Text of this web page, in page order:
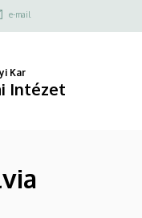
e-mail
Kar
Intézet